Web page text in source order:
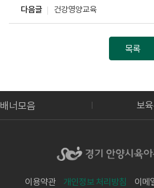
다음글 건강영양교육
목록
배너모음
보육통합정보시스템
이용약관 개인정보 처리방침 이메